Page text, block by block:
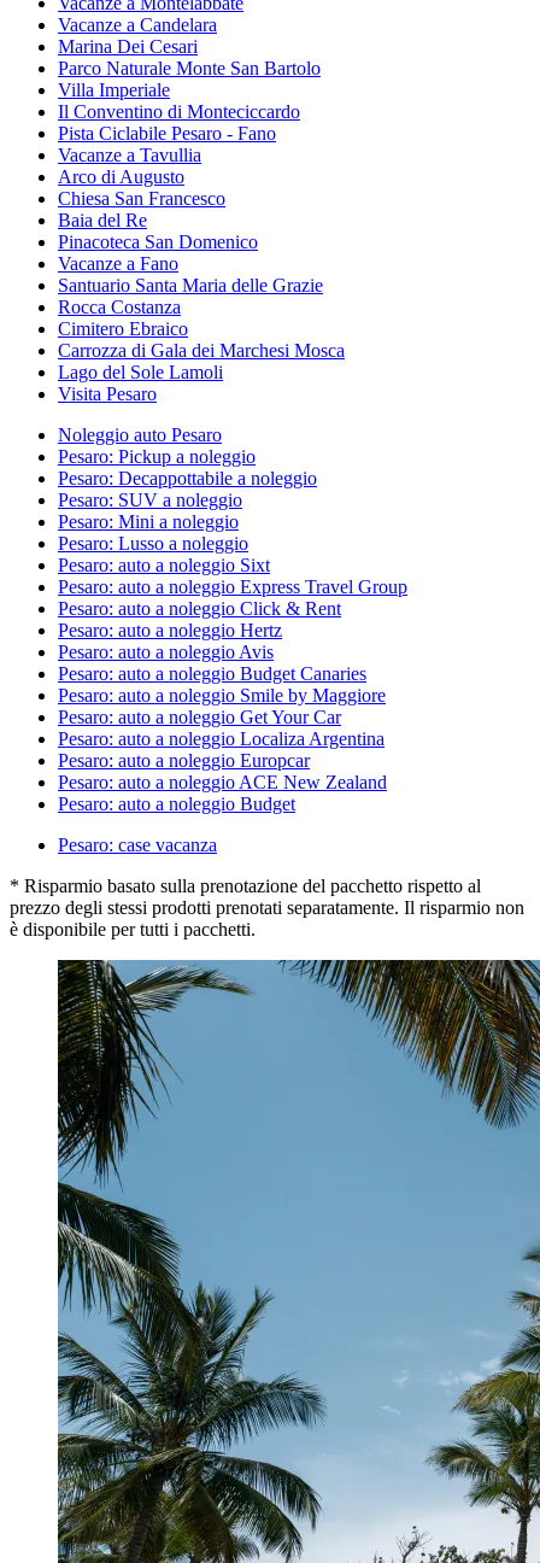
Vacanze a Candelara
Marina Dei Cesari
Parco Naturale Monte San Bartolo
Villa Imperiale
Il Conventino di Monteciccardo
Pista Ciclabile Pesaro - Fano
Vacanze a Tavullia
Arco di Augusto
Chiesa San Francesco
Baia del Re
Pinacoteca San Domenico
Vacanze a Fano
Santuario Santa Maria delle Grazie
Rocca Costanza
Cimitero Ebraico
Carrozza di Gala dei Marchesi Mosca
Lago del Sole Lamoli
Visita Pesaro
Noleggio auto Pesaro
Pesaro: Pickup a noleggio
Pesaro: Decappottabile a noleggio
Pesaro: SUV a noleggio
Pesaro: Mini a noleggio
Pesaro: Lusso a noleggio
Pesaro: auto a noleggio Sixt
Pesaro: auto a noleggio Express Travel Group
Pesaro: auto a noleggio Click & Rent
Pesaro: auto a noleggio Hertz
Pesaro: auto a noleggio Avis
Pesaro: auto a noleggio Budget Canaries
Pesaro: auto a noleggio Smile by Maggiore
Pesaro: auto a noleggio Get Your Car
Pesaro: auto a noleggio Localiza Argentina
Pesaro: auto a noleggio Europcar
Pesaro: auto a noleggio ACE New Zealand
Pesaro: auto a noleggio Budget
Pesaro: case vacanza
* Risparmio basato sulla prenotazione del pacchetto rispetto al
prezzo degli stessi prodotti prenotati separatamente. Il risparmio non
è disponibile per tutti i pacchetti.